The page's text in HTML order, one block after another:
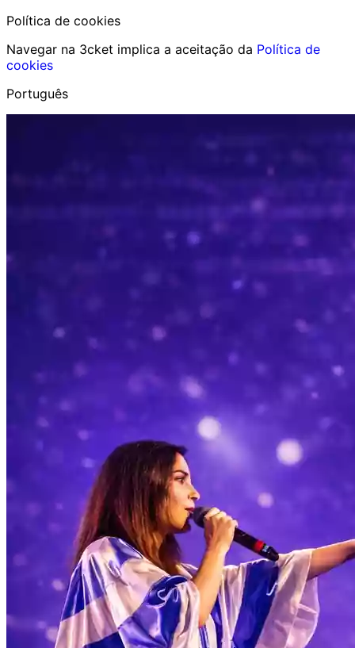
Política de cookies
Navegar na 3cket implica a aceitação da Política de
cookies
Português